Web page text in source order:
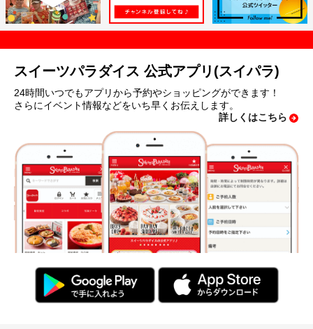
スイーツパラダイス 公式アプリ(スイパラ)
24時間いつでもアプリから予約やショッピングができます！
さらにイベント情報などをいち早くお伝えします。
詳しくはこちら